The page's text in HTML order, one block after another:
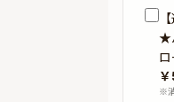
★
※